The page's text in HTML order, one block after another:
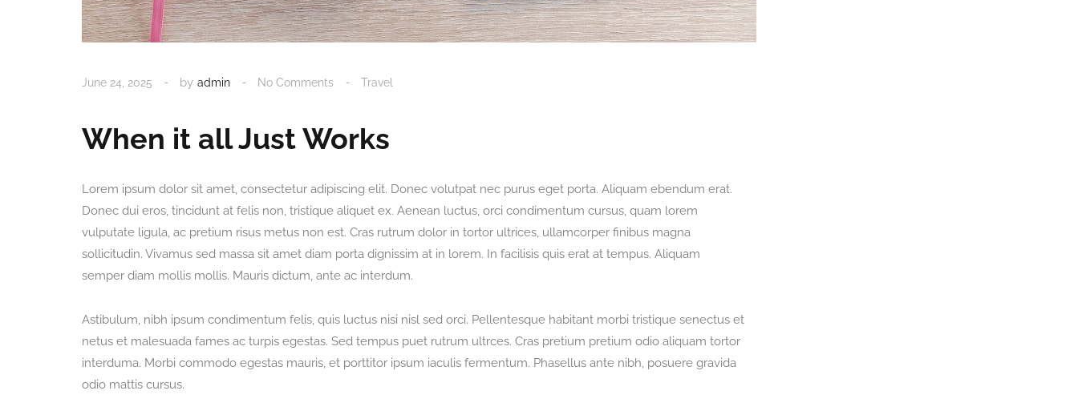
June 24, 2025 by admin No Comments Travel
When it all Just Works
Lorem ipsum dolor sit amet, consectetur adipiscing elit. Donec volutpat nec purus eget porta. Aliquam ebendum erat.
Donec dui eros, tincidunt at felis non, tristique aliquet ex. Aenean luctus, orci condimentum cursus, quam lorem
vulputate ligula, ac pretium risus metus non est. Cras rutrum dolor in tortor ultrices, ullamcorper finibus magna
sollicitudin. Vivamus sed massa sit amet diam porta dignissim at in lorem. In facilisis quis erat at tempus. Aliquam
semper diam mollis mollis. Mauris dictum, ante ac interdum.
Astibulum, nibh ipsum condimentum felis, quis luctus nisi nisl sed orci. Pellentesque habitant morbi tristique senectus et
netus et malesuada fames ac turpis egestas. Sed tempus puet rutrum ultrces. Cras pretium pretium odio aliquam tortor
interduma. Morbi commodo egestas mauris, et porttitor ipsum iaculis fermentum. Phasellus ante nibh, posuere gravida
odio mattis cursus.